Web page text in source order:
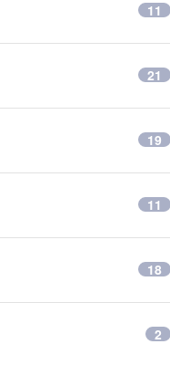
11
21
19
11
18
2